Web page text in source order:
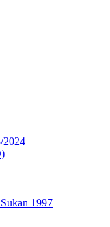
2024
1997